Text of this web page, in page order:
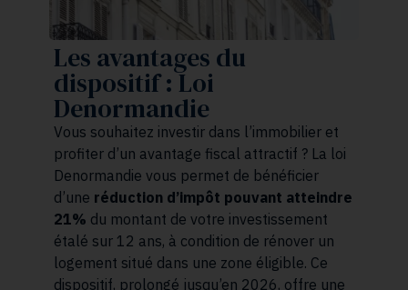
Les avantages du
dispositif : Loi
Denormandie
Vous souhaitez investir dans l’immobilier et
profiter d’un avantage fiscal attractif ? La loi
Denormandie vous permet de bénéficier
d’une réduction d’impôt pouvant atteindre
21% du montant de votre investissement
étalé sur 12 ans, à condition de rénover un
logement situé dans une zone éligible. Ce
dispositif, prolongé jusqu’en 2026, offre une